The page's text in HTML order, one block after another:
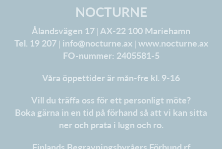
NOCTURNE
Ålandsvägen 17 | AX-22 100 Mariehamn
Tel. 19 207 | info@nocturne.ax| www.nocturne.ax
FO-nummer: 2405581-5
Våra öppettider är mån-fre kl. 9-16
Vill du träffa oss för ett personligt möte?
Boka gärna in en tid på förhand så att vi kan sitta
ner och prata i lugn och ro.